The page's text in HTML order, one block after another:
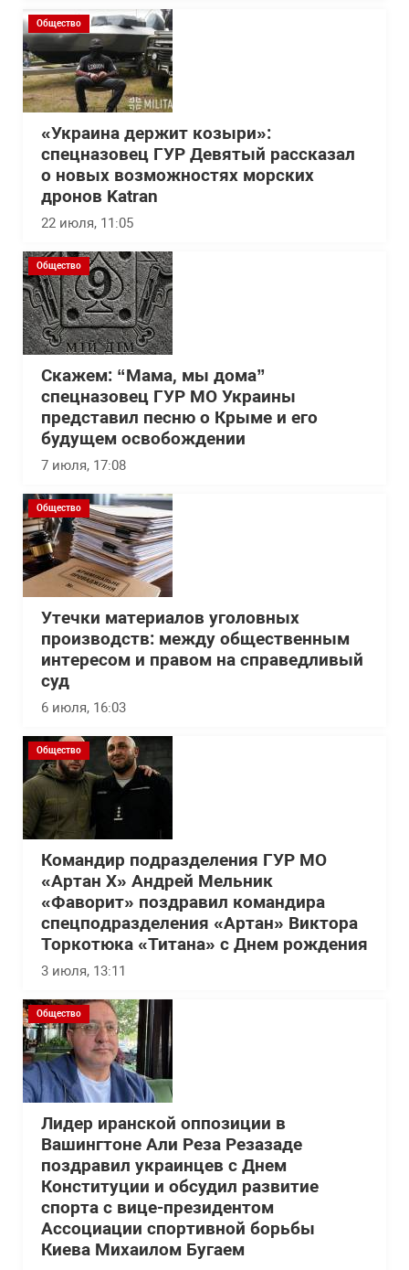
Общество
«Украина держит козыри»:
спецназовец ГУР Девятый рассказал
о новых возможностях морских
дронов Katran
22 июля, 11:05
Общество
Скажем: “Мама, мы дома”
спецназовец ГУР МО Украины
представил песню о Крыме и его
будущем освобождении
7 июля, 17:08
Общество
Утечки материалов уголовных
производств: между общественным
интересом и правом на справедливый
суд
6 июля, 16:03
Общество
Командир подразделения ГУР МО
«Артан Х» Андрей Мельник
«Фаворит» поздравил командира
спецподразделения «Артан» Виктора
Торкотюка «Титана» с Днем рождения
3 июля, 13:11
Общество
Лидер иранской оппозиции в
Вашингтоне Али Реза Резазаде
поздравил украинцев с Днем
Конституции и обсудил развитие
спорта с вице-президентом
Ассоциации спортивной борьбы
Киева Михаилом Бугаем